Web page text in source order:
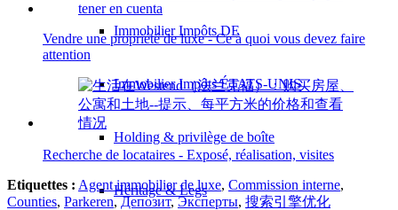
Immobilier Impôts DE
Immobilier Impôts ÉTATS-UNIS
Holding & privilège de boîte
Héritage & Legs
Vendre une propriété de luxe - Ce à quoi vous devez faire
attention
Recherche de locataires - Exposé, réalisation, visites
Etiquettes : Agent immobilier de luxe, Commission interne,
Counties, Parkeren,Депозит,Эксперты, 搜索引擎优化